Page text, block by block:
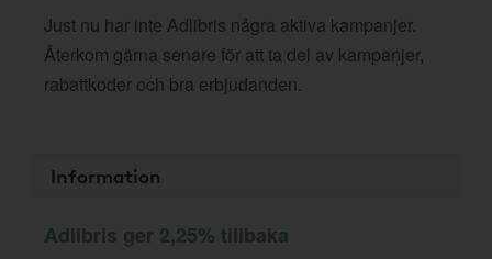
Just nu har inte Adlibris några aktiva kampanjer.
Återkom gärna senare för att ta del av kampanjer,
rabattkoder och bra erbjudanden.
Information
Adlibris ger 2,25% tillbaka